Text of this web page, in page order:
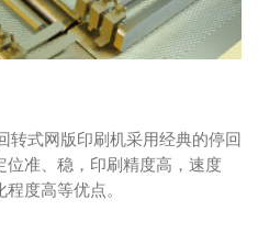
转式网版印刷机采用经典的停回
位准、稳，印刷精度高，速度
度高等优点。